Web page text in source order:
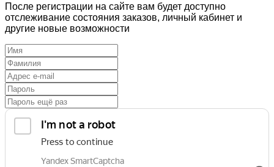
После регистрации на сайте вам будет доступно
отслеживание состояния заказов, личный кабинет и
другие новые возможности